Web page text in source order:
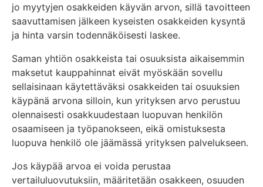
jo myytyjen osakkeiden käyvän arvon, sillä tavoitteen
saavuttamisen jälkeen kyseisten osakkeiden kysyntä
ja hinta varsin todennäköisesti laskee.
Saman yhtiön osakkeista tai osuuksista aikaisemmin
maksetut kauppahinnat eivät myöskään sovellu
sellaisinaan käytettäväksi osakkeiden tai osuuksien
käypänä arvona silloin, kun yrityksen arvo perustuu
olennaisesti osakkuudestaan luopuvan henkilön
osaamiseen ja työpanokseen, eikä omistuksesta
luopuva henkilö ole jäämässä yrityksen palvelukseen.
Jos käypää arvoa ei voida perustaa
vertailuluovutuksiin, määritetään osakkeen, osuuden